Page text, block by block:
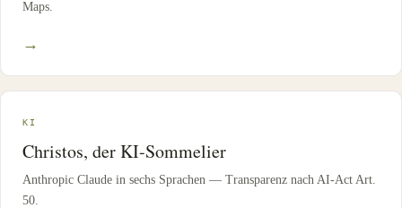
Maps.
→
KI
Christos, der KI-Sommelier
Anthropic Claude in sechs Sprachen — Transparenz nach AI-Act Art.
50.